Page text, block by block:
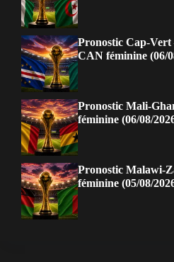
Pronostic Cap-Vert
CAN féminine (06/
Pronostic Mali-
féminine (06/08/
Pronostic Malawi-
féminine (05/08/